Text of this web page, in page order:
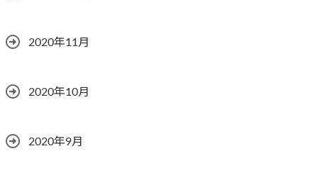
2020年11月
2020年10月
2020年9月